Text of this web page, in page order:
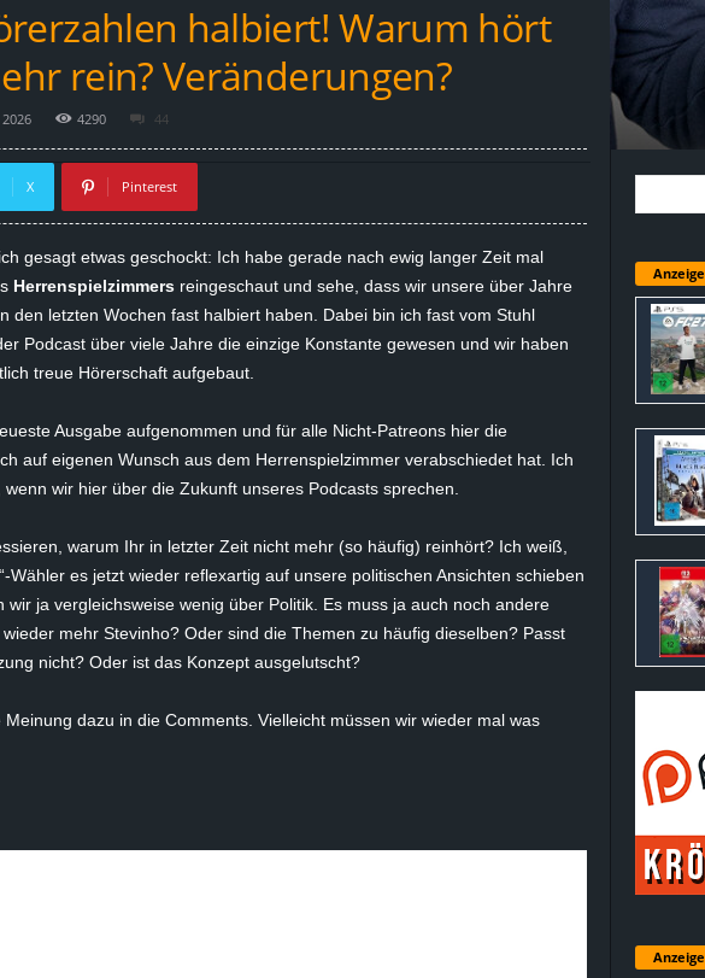
halbiert! Warum hört
rein? Veränderungen?
4290 44
X Pinterest
gesagt etwas geschockt: Ich habe gerade nach ewig langer Zeit mal
Herrenspielzimmersreingeschaut und sehe, dass wir unsere über Jahre
den letzten Wochen fast halbiert haben. Dabei bin ich fast vom Stuhl
Podcast über viele Jahre die einzige Konstante gewesen und wir haben
treue Hörerschaft aufgebaut.
Ausgabe aufgenommen und für alle Nicht-Patreons hier die
auf eigenen Wunsch aus dem Herrenspielzimmer verabschiedet hat. Ich
wir hier über die Zukunft unseres Podcasts sprechen.
warum Ihr in letzter Zeit nicht mehr (so häufig) reinhört? Ich weiß,
Wähler es jetzt wieder reflexartig auf unsere politischen Ansichten schieben
wir ja vergleichsweise wenig über Politik. Es muss ja auch noch andere
mehr Stevinho? Oder sind die Themen zu häufig dieselben? Passt
nicht? Oder ist das Konzept ausgelutscht?
dazu in die Comments. Vielleicht müssen wir wieder mal was
Anzeige
Anzeige